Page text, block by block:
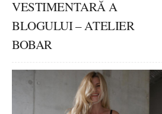
VESTIMENTARĂ A
BLOGULUI – ATELIER
BOBAR